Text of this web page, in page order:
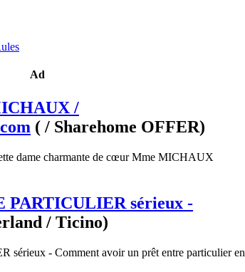
Ad
/
( / Sharehome OFFER)
dame charmante de cœur Mme MICHAUX
PARTICULIER sérieux -
/ Ticino)
- Comment avoir un prêt entre particulier en